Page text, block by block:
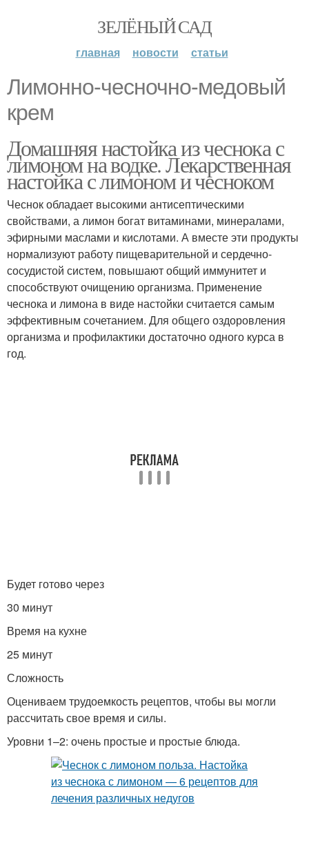
ЗЕЛЁНЫЙ САД
главная новости статьи
Лимонно-чесночно-медовый
крем
Домашняя настойка из чеснока с
лимоном на водке. Лекарственная
настойка с лимоном и чесноком
Чеснок обладает высокими антисептическими
свойствами, а лимон богат витаминами, минералами,
эфирными маслами и кислотами. А вместе эти продукты
нормализуют работу пищеварительной и сердечно-
сосудистой систем, повышают общий иммунитет и
способствуют очищению организма. Применение
чеснока и лимона в виде настойки считается самым
эффективным сочетанием. Для общего оздоровления
организма и профилактики достаточно одного курса в
год.
Будет готово через
30 минут
Время на кухне
25 минут
Сложность
Оцениваем трудоемкость рецептов, чтобы вы могли
рассчитать свое время и силы.
Уровни 1–2: очень простые и простые блюда.